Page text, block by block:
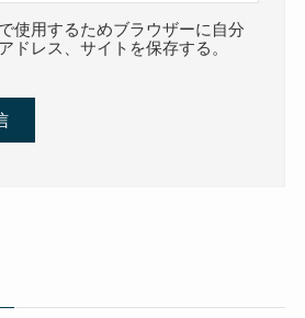
使用するためブラウザーに自分
ドレス、サイトを保存する。